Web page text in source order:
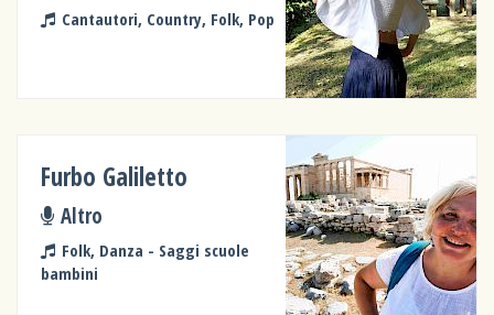
Cantautori, Country, Folk, Pop
Furbo Galiletto
Altro
Folk, Danza - Saggi scuole
bambini